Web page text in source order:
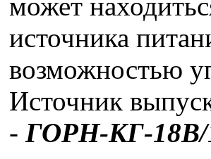
источника
возможностью
Источник
- ГОРН-КГ-18В/